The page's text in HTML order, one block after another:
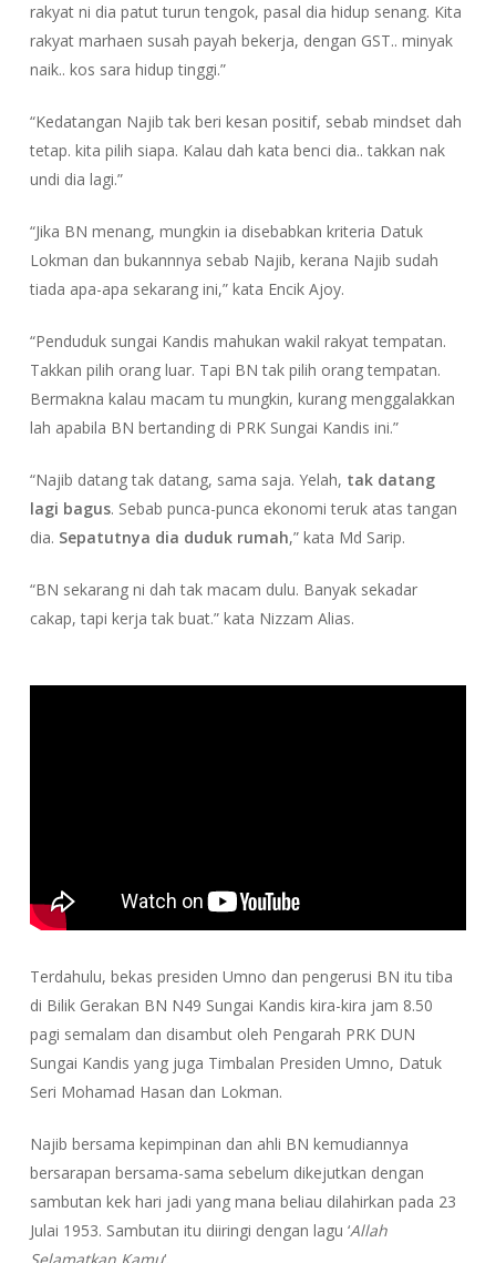
rakyat ni dia patut turun tengok, pasal dia hidup senang. Kita
rakyat marhaen susah payah bekerja, dengan GST.. minyak
naik.. kos sara hidup tinggi.”
“Kedatangan Najib tak beri kesan positif, sebab mindset dah
tetap. kita pilih siapa. Kalau dah kata benci dia.. takkan nak
undi dia lagi.”
“Jika BN menang, mungkin ia disebabkan kriteria Datuk
Lokman dan bukannnya sebab Najib, kerana Najib sudah
tiada apa-apa sekarang ini,” kata Encik Ajoy.
“Penduduk sungai Kandis mahukan wakil rakyat tempatan.
Takkan pilih orang luar. Tapi BN tak pilih orang tempatan.
Bermakna kalau macam tu mungkin, kurang menggalakkan
lah apabila BN bertanding di PRK Sungai Kandis ini.”
“Najib datang tak datang, sama saja. Yelah, tak datang
lagi bagus. Sebab punca-punca ekonomi teruk atas tangan
dia. Sepatutnya dia duduk rumah,” kata Md Sarip.
“BN sekarang ni dah tak macam dulu. Banyak sekadar
cakap, tapi kerja tak buat.” kata Nizzam Alias.
Terdahulu, bekas presiden Umno dan pengerusi BN itu tiba
di Bilik Gerakan BN N49 Sungai Kandis kira-kira jam 8.50
pagi semalam dan disambut oleh Pengarah PRK DUN
Sungai Kandis yang juga Timbalan Presiden Umno, Datuk
Seri Mohamad Hasan dan Lokman.
Najib bersama kepimpinan dan ahli BN kemudiannya
bersarapan bersama-sama sebelum dikejutkan dengan
sambutan kek hari jadi yang mana beliau dilahirkan pada 23
Julai 1953. Sambutan itu diiringi dengan lagu ‘Allah